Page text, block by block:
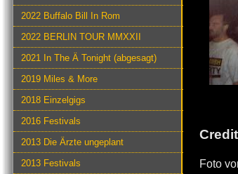
2022 Buffalo Bill In Rom
2022 BERLIN TOUR MMXXII
2021 In The Ä Tonight (abgesagt)
2019 Miles & More
2018 Einzelgigs
2016 Festivals
2013 Die Ärzte ungeplant
2013 Festivals
Foto